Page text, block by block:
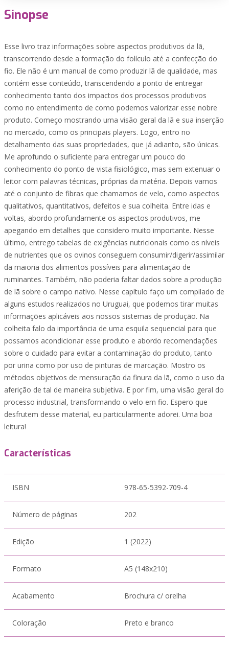
Sinopse
Esse livro traz informações sobre aspectos produtivos da lã,
transcorrendo desde a formação do folículo até a confecção do
fio. Ele não é um manual de como produzir lã de qualidade, mas
contém esse conteúdo, transcendendo a ponto de entregar
conhecimento tanto dos impactos dos processos produtivos
como no entendimento de como podemos valorizar esse nobre
produto. Começo mostrando uma visão geral da lã e sua inserção
no mercado, como os principais players. Logo, entro no
detalhamento das suas propriedades, que já adianto, são únicas.
Me aprofundo o suficiente para entregar um pouco do
conhecimento do ponto de vista fisiológico, mas sem extenuar o
leitor com palavras técnicas, próprias da matéria. Depois vamos
até o conjunto de fibras que chamamos de velo, como aspectos
qualitativos, quantitativos, defeitos e sua colheita. Entre idas e
voltas, abordo profundamente os aspectos produtivos, me
apegando em detalhes que considero muito importante. Nesse
último, entrego tabelas de exigências nutricionais como os níveis
de nutrientes que os ovinos conseguem consumir/digerir/assimilar
da maioria dos alimentos possíveis para alimentação de
ruminantes. Também, não poderia faltar dados sobre a produção
de lã sobre o campo nativo. Nesse capítulo faço um compilado de
alguns estudos realizados no Uruguai, que podemos tirar muitas
informações aplicáveis aos nossos sistemas de produção. Na
colheita falo da importância de uma esquila sequencial para que
possamos acondicionar esse produto e abordo recomendações
sobre o cuidado para evitar a contaminação do produto, tanto
por urina como por uso de pinturas de marcação. Mostro os
métodos objetivos de mensuração da finura da lã, como o uso da
aferição de tal de maneira subjetiva. E por fim, uma visão geral do
processo industrial, transformando o velo em fio. Espero que
desfrutem desse material, eu particularmente adorei. Uma boa
leitura!
Características
ISBN 978-65-5392-709-4
Número de páginas 202
Edição 1 (2022)
Formato A5 (148x210)
Acabamento Brochura c/ orelha
Coloração Preto e branco